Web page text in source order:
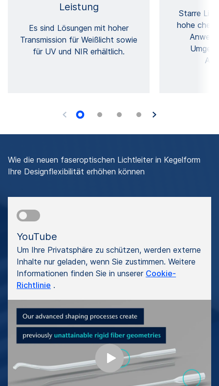
Leistung
Es sind Lösungen mit hoher
Transmission für Weißlicht sowie
für UV und NIR erhältlich.
Starre
hohe
Wie die neuen faseroptischen Lichtleiter in Kegelform
Ihre Designflexibilität erhöhen können
YouTube
Um Ihre Privatsphäre zu schützen, werden externe
Inhalte nur geladen, wenn Sie zustimmen. Weitere
Informationen finden Sie in unserer Cookie-
Richtlinie .